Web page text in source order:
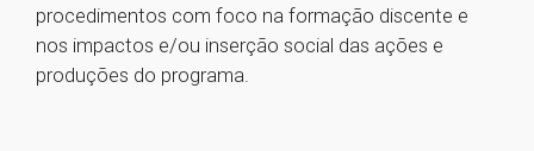
procedimentos com foco na formação discente e
nos impactos e/ou inserção social das ações e
produções do programa.